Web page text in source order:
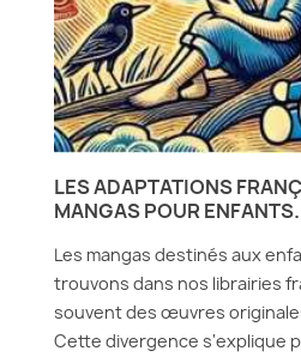
LES ADAPTATIONS
MANGAS POUR ENFANTS.
Les mangas destinés aux
trouvons dans nos librairies
souvent des œuvres
Cette divergence s'explique